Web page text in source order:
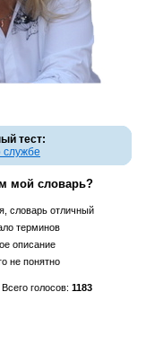
тест:
службе
мой словарь?
словарь отличный
терминов
описание
не понятно
Всего голосов: 1183